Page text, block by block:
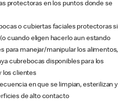
protectoras en los puntos donde se
o cubiertas faciales protectoras si
cuando eligen hacerlo aun estando
para manejar/manipular los alimentos,
cubrebocas disponibles para los
los clientes
en que se limpian, esterilizan y
de alto contacto